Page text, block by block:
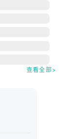
戏，你需要
查看全部>